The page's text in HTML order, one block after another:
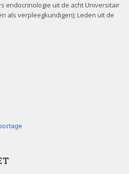
endocrinologie uit de acht Universitair
als verpleegkundigen); Leden uit de